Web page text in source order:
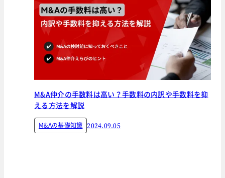
M&A仲介の手数料は高い？手数料の内訳や手数料を抑
える方法を解説
M&Aの基礎知識 2024.09.05